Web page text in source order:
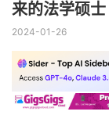
来的法学硕士
2024-01-26